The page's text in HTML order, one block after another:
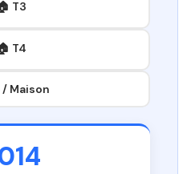
T3
T4
/ Maison